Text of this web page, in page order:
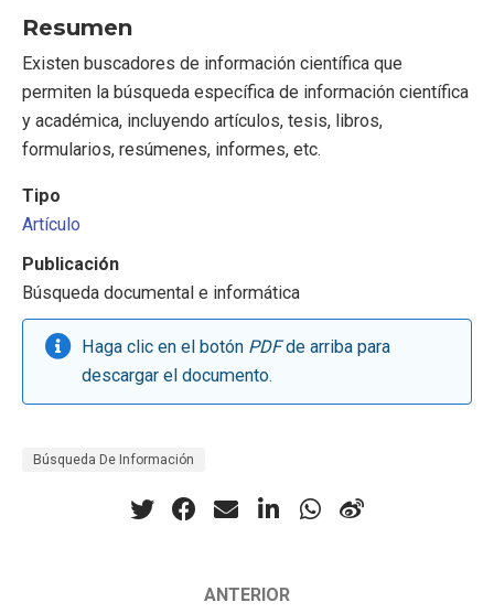
Resumen
Existen buscadores de información científica que
permiten la búsqueda específica de información científica
y académica, incluyendo artículos, tesis, libros,
formularios, resúmenes, informes, etc.
Tipo
Artículo
Publicación
Búsqueda documental e informática
Haga clic en el botón PDFde arriba para
descargar el documento.
Búsqueda De Información
ANTERIOR